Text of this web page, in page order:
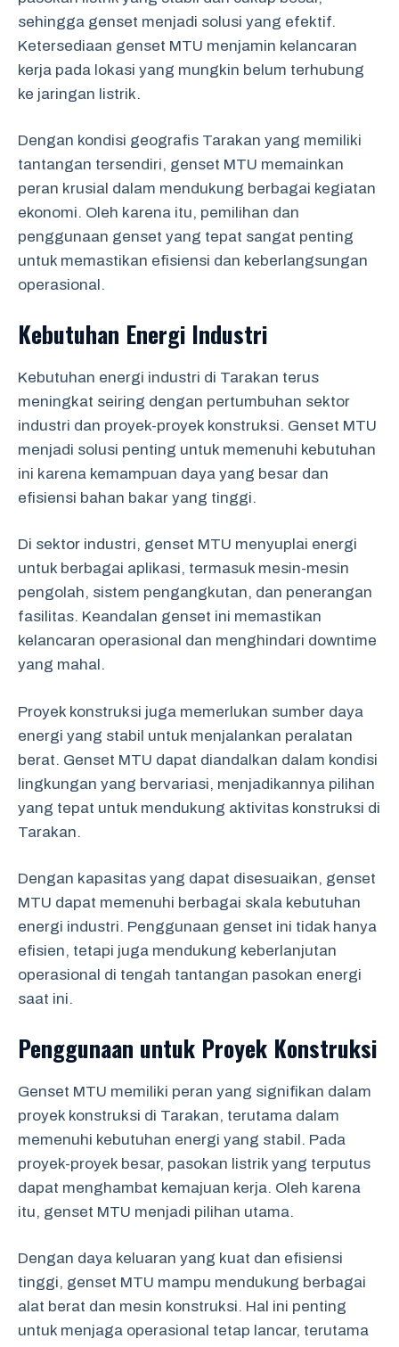
sehingga genset menjadi solusi yang efektif.
Ketersediaan genset MTU menjamin kelancaran
kerja pada lokasi yang mungkin belum terhubung
ke jaringan listrik.
Dengan kondisi geografis Tarakan yang memiliki
tantangan tersendiri, genset MTU memainkan
peran krusial dalam mendukung berbagai kegiatan
ekonomi. Oleh karena itu, pemilihan dan
penggunaan genset yang tepat sangat penting
untuk memastikan efisiensi dan keberlangsungan
operasional.
Kebutuhan Energi Industri
Kebutuhan energi industri di Tarakan terus
meningkat seiring dengan pertumbuhan sektor
industri dan proyek-proyek konstruksi. Genset MTU
menjadi solusi penting untuk memenuhi kebutuhan
ini karena kemampuan daya yang besar dan
efisiensi bahan bakar yang tinggi.
Di sektor industri, genset MTU menyuplai energi
untuk berbagai aplikasi, termasuk mesin-mesin
pengolah, sistem pengangkutan, dan penerangan
fasilitas. Keandalan genset ini memastikan
kelancaran operasional dan menghindari downtime
yang mahal.
Proyek konstruksi juga memerlukan sumber daya
energi yang stabil untuk menjalankan peralatan
berat. Genset MTU dapat diandalkan dalam kondisi
lingkungan yang bervariasi, menjadikannya pilihan
yang tepat untuk mendukung aktivitas konstruksi di
Tarakan.
Dengan kapasitas yang dapat disesuaikan, genset
MTU dapat memenuhi berbagai skala kebutuhan
energi industri. Penggunaan genset ini tidak hanya
efisien, tetapi juga mendukung keberlanjutan
operasional di tengah tantangan pasokan energi
saat ini.
Penggunaan untuk Proyek Konstruksi
Genset MTU memiliki peran yang signifikan dalam
proyek konstruksi di Tarakan, terutama dalam
memenuhi kebutuhan energi yang stabil. Pada
proyek-proyek besar, pasokan listrik yang terputus
dapat menghambat kemajuan kerja. Oleh karena
itu, genset MTU menjadi pilihan utama.
Dengan daya keluaran yang kuat dan efisiensi
tinggi, genset MTU mampu mendukung berbagai
alat berat dan mesin konstruksi. Hal ini penting
untuk menjaga operasional tetap lancar, terutama